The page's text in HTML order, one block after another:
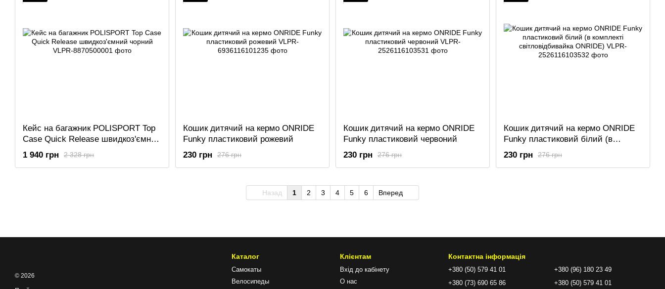
Кейс на багажник POLISPORT Top
Case Quick Release швидкоз'ємний
чорний
2 328 грн
1 940 грн
Кошик дитячий на кермо ONRIDE
Funky пластиковий рожевий
276 грн
230 грн
Кошик дитячий на кермо ONRIDE
Funky пластиковий червоний
276 грн
230 грн
Кошик дитячий на кермо ONRIDE
Funky пластиковий білий (в
комплекті світловідбивайка
ONRIDE)
276 грн
230 грн
Назад 1 2 3 4 5 6 Вперед
© 2026
Каталог
Самокаты
Велосипеды
Клієнтам
Вхід до кабінету
О нас
Контактна інформація
+380 (50) 579 41 01
+380 (73) 690 65 86
+380 (96) 180 23 49
+380 (50) 579 41 01